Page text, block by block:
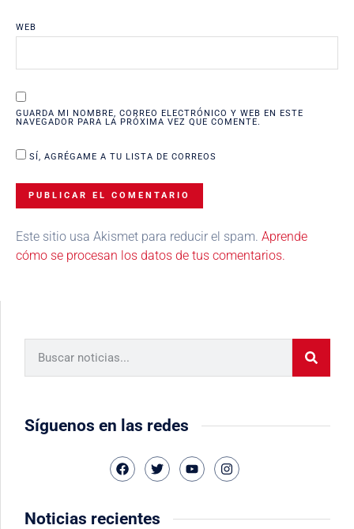
WEB
GUARDA MI NOMBRE, CORREO ELECTRÓNICO Y WEB EN ESTE
NAVEGADOR PARA LA PRÓXIMA VEZ QUE COMENTE.
SÍ, AGRÉGAME A TU LISTA DE CORREOS
Este sitio usa Akismet para reducir el spam. Aprende
cómo se procesan los datos de tus comentarios.
Síguenos en las redes
Noticias recientes